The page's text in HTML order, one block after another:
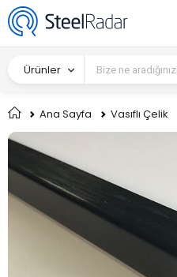
Ürünler
Ana Sayfa Vasıflı Çelik